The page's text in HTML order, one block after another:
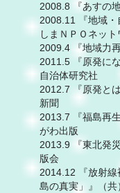
2008.8 『あすの
2008.11 『地域・
しまＮＰＯネッ
2009.4 『地域力
2011.5 『原発に
自治体研究社
2012.7 『原発と
新聞
2013.7 『福島再
がわ出版
2013.9 『東北発
版会
2014.12 『放射線
島の真実」』（